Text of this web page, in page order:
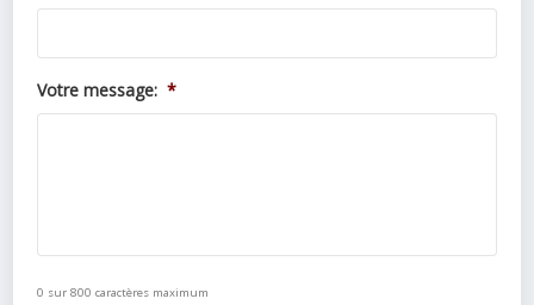
Votre message: *
0 sur 800 caractères maximum